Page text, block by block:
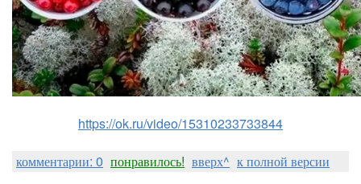
https://ok.ru/video/15310233733844
комментарии: 0 понравилось! вверх^ к полной версии